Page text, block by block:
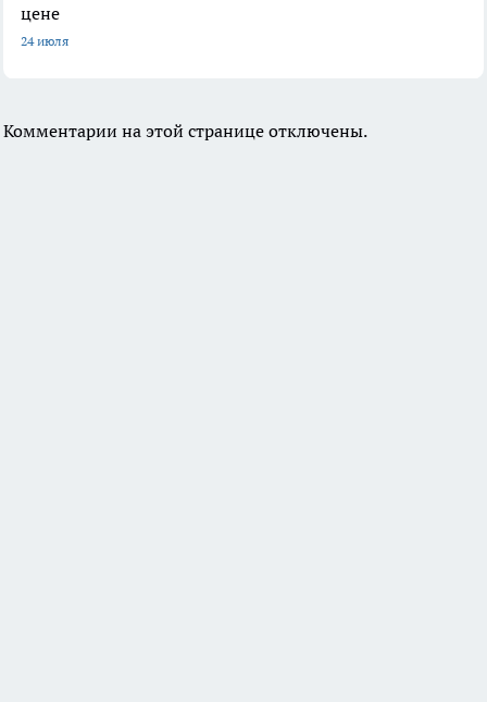
цене
24 июля
Комментарии на этой странице отключены.